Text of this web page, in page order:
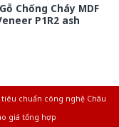
Chống Cháy MDF
P1R2 ash
chuẩn công nghệ Châu
giá tổng hợp